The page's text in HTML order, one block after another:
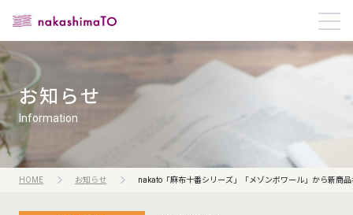
お知らせ
Information
HOME お知らせ nakato「麻布十番シリーズ」「メゾンボワール」から新商品